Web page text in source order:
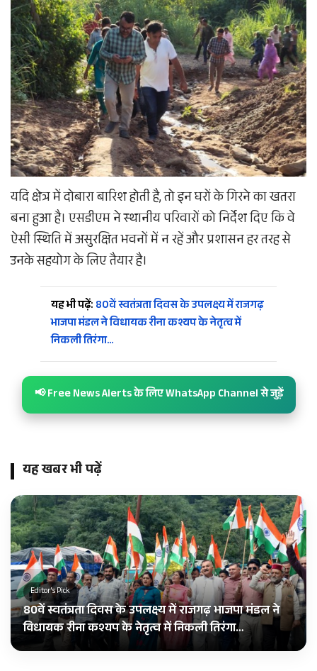
यदि क्षेत्र में दोबारा बारिश होती है, तो इन घरों के गिरने का खतरा
बना हुआ है। एसडीएम ने स्थानीय परिवारों को निर्देश दिए कि वे
ऐसी स्थिति में असुरक्षित भवनों में न रहें और प्रशासन हर तरह से
उनके सहयोग के लिए तैयार है।
यह भी पढ़ें: 80वें स्वतंत्रता दिवस के उपलक्ष्य में राजगढ़
भाजपा मंडल ने विधायक रीना कश्यप के नेतृत्व में
निकली तिरंगा…
📢 Free News Alerts के लिए WhatsApp Channel से जुड़ें
यह खबर भी पढ़ें
Editor's Pick
80वें स्वतंत्रता दिवस के उपलक्ष्य में राजगढ़ भाजपा मंडल ने
विधायक रीना कश्यप के नेतृत्व में निकली तिरंगा…